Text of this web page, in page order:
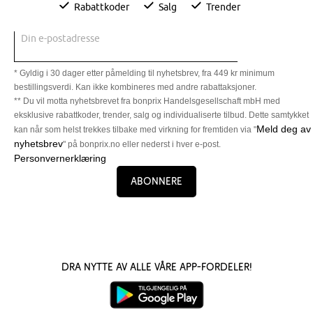
Rabattkoder Salg Trender
Din e-postadresse
* Gyldig i 30 dager etter påmelding til nyhetsbrev, fra 449 kr minimum
bestillingsverdi. Kan ikke kombineres med andre rabattaksjoner.
** Du vil motta nyhetsbrevet fra bonprix Handelsgesellschaft mbH med
eksklusive rabattkoder, trender, salg og individualiserte tilbud. Dette samtykket
kan når som helst trekkes tilbake med virkning for fremtiden via "Meld deg av
nyhetsbrev" på bonprix.no eller nederst i hver e-post.
Personvernerklæring
Abonnere
Dra nytte av alle våre app-fordeler!